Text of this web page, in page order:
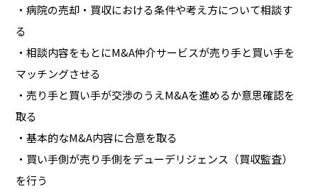
・病院の売却・買収における条件や考え方について相談す
る
・相談内容をもとにM&A仲介サービスが売り手と買い手を
マッチングさせる
・売り手と買い手が交渉のうえM&Aを進めるか意思確認を
取る
・基本的なM&A内容に合意を取る
・買い手側が売り手側をデューデリジェンス（買収監査）
を行う